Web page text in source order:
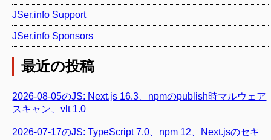
JSer.info Support
JSer.info Sponsors
最近の投稿
2026-08-05のJS: Next.js 16.3、npmのpublish時マルウェア
スキャン、vlt 1.0
2026-07-17のJS: TypeScript 7.0、npm 12、Next.jsのセキ